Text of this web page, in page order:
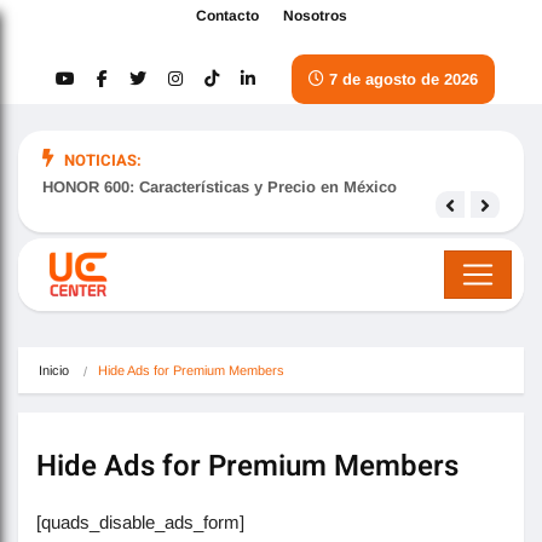
Contacto Nosotros
7 de agosto de 2026
NOTICIAS:
HONOR 600: Características y Precio en México
Inicio Hide Ads for Premium Members
Hide Ads for Premium Members
[quads_disable_ads_form]